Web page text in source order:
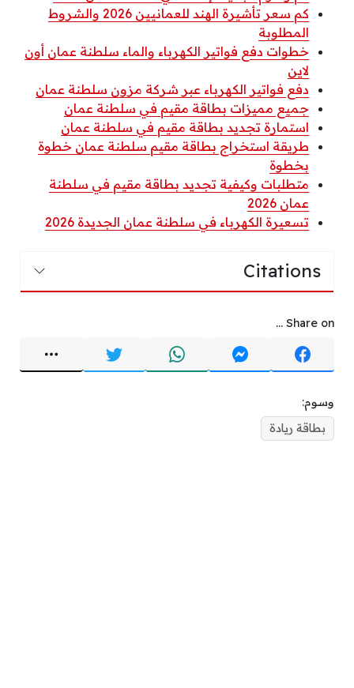
كم سعر تأشيرة الهند للعمانيين 2026 والشروط
المطلوبة
خطوات دفع فواتير الكهرباء والماء سلطنة عمان أون
لاين
دفع فواتير الكهرباء عبر شركة مزون سلطنة عمان
جميع مميزات بطاقة مقيم في سلطنة عمان
استمارة تجديد بطاقة مقيم في سلطنة عمان
طريقة استخراج بطاقة مقيم سلطنة عمان خطوة
بخطوة
متطلبات وكيفية تجديد بطاقة مقيم في سلطنة
عمان 2026
تسعيرة الكهرباء في سلطنة عمان الجديدة 2026
Citations
Share on ...
وسوم:
بطاقة ريادة